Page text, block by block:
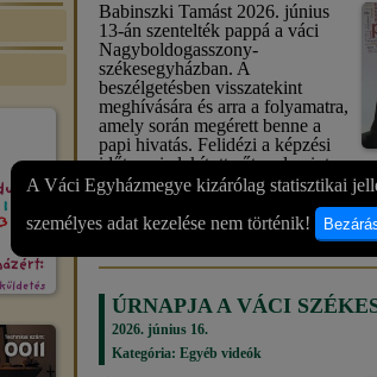
Babinszki Tamást 2026. június
13-án szentelték pappá a váci
Nagyboldogasszony-
székesegyházban. A
beszélgetésben visszatekint
meghívására és arra a folyamatra,
amely során megérett benne a
papi hivatás. Felidézi a képzési
időt, ami alakította őt, valamint a
diakónusi szolgálati évét, amelyet
kapott küldetésének tartja az ember
ÚRNAPJA A VÁCI
2026. június 16.
Kategória: Egyéb videók
A Váci Egyházmegye kizárólag statisztikai
személyes adat kezelése nem történik!